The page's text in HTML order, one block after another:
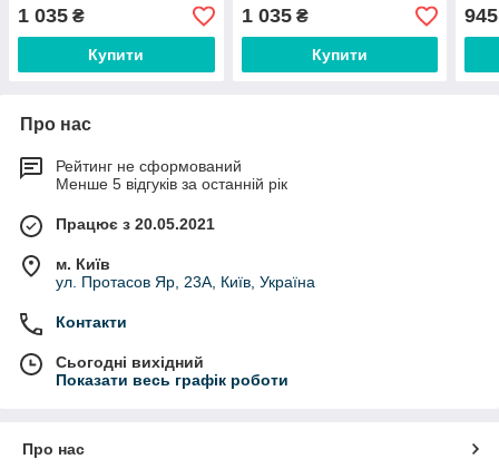
1 035 ₴
Купити
1 035₴
Купити
945
Про нас
Рейтинг не сформований
Менше 5 відгуків за останній рік
Працює з 20.05.2021
м. Київ
ул. Протасов Яр, 23А, Київ, Україна
Контакти
Сьогодні вихідний
Показати весь графік роботи
Про нас